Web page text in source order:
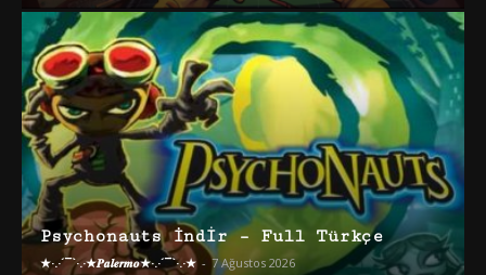
Psychonauts İndir – Full Türkçe
★·.·´¯`·.·★𝑷𝒂𝒍𝒆𝒓𝒎𝒐★·.·´¯`·.·★ - 7 Ağustos 2026